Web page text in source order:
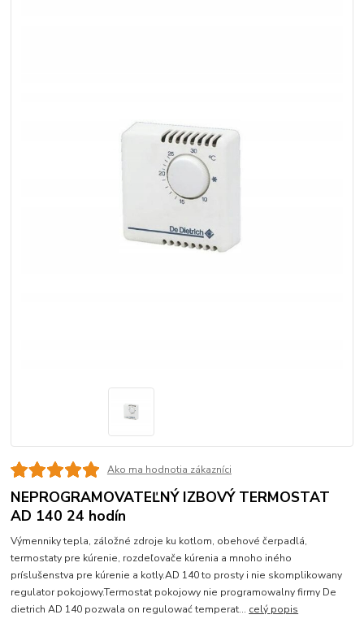
Ako ma hodnotia zákazníci
NEPROGRAMOVATEĽNÝ IZBOVÝ TERMOSTAT
AD 140 24 hodín
Výmenniky tepla, záložné zdroje ku kotlom, obehové čerpadlá,
termostaty pre kúrenie, rozdeľovače kúrenia a mnoho iného
príslušenstva pre kúrenie a kotly.AD 140 to prosty i nie skomplikowany
regulator pokojowy.Termostat pokojowy nie programowalny firmy De
dietrich AD 140 pozwala on regulować temperat... celý popis